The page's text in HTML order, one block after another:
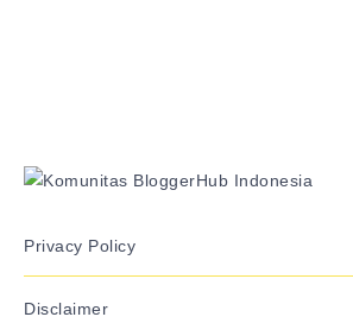
Privacy Policy
Disclaimer